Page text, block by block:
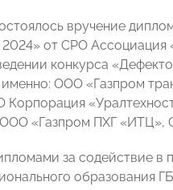
вручение
от СРО Ассоциация
конкурса
ООО «Газпром
Корпорация
«Газпром ПХГ «ИТЦ»,
за содействие